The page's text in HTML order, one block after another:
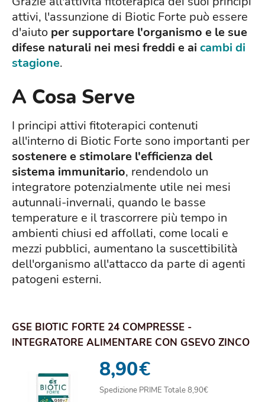
attivi, l'assunzione di Biotic Forte può essere
d'aiuto per supportare l'organismo e le sue
difese naturali nei mesi freddi e ai cambi di
stagione.
A Cosa Serve
I principi attivi fitoterapici contenuti
all'interno di Biotic Forte sono importanti per
sostenere e stimolare l'efficienza del
sistema immunitario, rendendolo un
integratore potenzialmente utile nei mesi
autunnali-invernali, quando le basse
temperature e il trascorrere più tempo in
ambienti chiusi ed affollati, come locali e
mezzi pubblici, aumentano la suscettibilità
dell'organismo all'attacco da parte di agenti
patogeni esterni.
GSE BIOTIC FORTE 24 COMPRESSE -
INTEGRATORE ALIMENTARE CON GSEVO ZINCO
8,90€
Spedizione PRIME Totale 8,90€